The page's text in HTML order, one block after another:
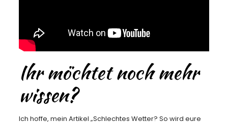
Ihr möchtet noch mehr
wissen?
Ich hoffe, mein Artikel „Schlechtes Wetter? So wird eure